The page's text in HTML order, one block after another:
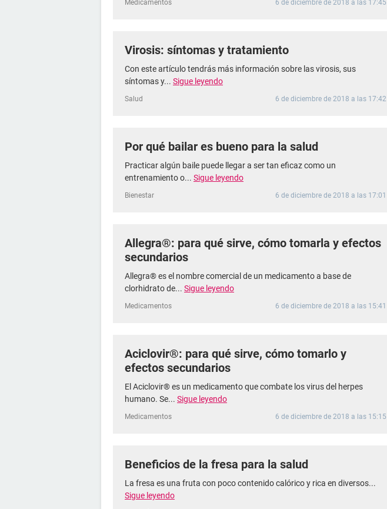
Medicamentos 6 de diciembre de 2018 a las 17:45
Virosis: síntomas y tratamiento
Con este artículo tendrás más información sobre las virosis, sus
síntomas y... Sigue leyendo
Salud 6 de diciembre de 2018 a las 17:42
Por qué bailar es bueno para la salud
Practicar algún baile puede llegar a ser tan eficaz como un
entrenamiento o... Sigue leyendo
Bienestar 6 de diciembre de 2018 a las 17:01
Allegra®: para qué sirve, cómo tomarla y efectos
secundarios
Allegra® es el nombre comercial de un medicamento a base de
clorhidrato de... Sigue leyendo
Medicamentos 6 de diciembre de 2018 a las 15:41
Aciclovir®: para qué sirve, cómo tomarlo y
efectos secundarios
El Aciclovir® es un medicamento que combate los virus del herpes
humano. Se... Sigue leyendo
Medicamentos 6 de diciembre de 2018 a las 15:15
Beneficios de la fresa para la salud
La fresa es una fruta con poco contenido calórico y rica en diversos...
Sigue leyendo